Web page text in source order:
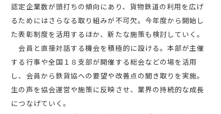
認定企業数が頭打ちの傾向にあり、貨物鉄道の利用を広げ
るためにはさらなる取り組みが不可欠。今年度から開始し
た表彰制度を活用するほか、新たな施策も検討していく。
会員と直接対話する機会を積極的に設ける。本部が主催
する行事や全国１８支部が開催する総会などの場を活用
し、会員から鉄貨協への要望や改善点の聞き取りを実施。
生の声を協会運営や施策に反映させ、業界の持続的な成長
につなげていく。